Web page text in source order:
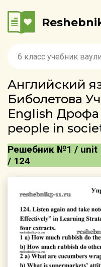
Английский
Биболетова
English Дрофа
people in
Решебник №1 / unit
/ 124